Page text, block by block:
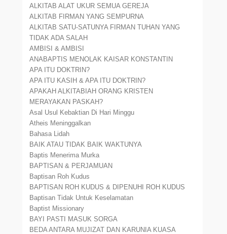
ALKITAB ALAT UKUR SEMUA GEREJA
ALKITAB FIRMAN YANG SEMPURNA
ALKITAB SATU-SATUNYA FIRMAN TUHAN YANG
TIDAK ADA SALAH
AMBISI & AMBISI
ANABAPTIS MENOLAK KAISAR KONSTANTIN
APA ITU DOKTRIN?
APA ITU KASIH & APA ITU DOKTRIN?
APAKAH ALKITABIAH ORANG KRISTEN
MERAYAKAN PASKAH?
Asal Usul Kebaktian Di Hari Minggu
Atheis Meninggalkan
Bahasa Lidah
BAIK ATAU TIDAK BAIK WAKTUNYA
Baptis Menerima Murka
BAPTISAN & PERJAMUAN
Baptisan Roh Kudus
BAPTISAN ROH KUDUS & DIPENUHI ROH KUDUS
Baptisan Tidak Untuk Keselamatan
Baptist Missionary
BAYI PASTI MASUK SORGA
BEDA ANTARA MUJIZAT DAN KARUNIA KUASA